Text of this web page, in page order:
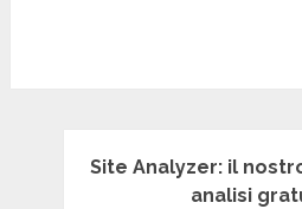
Site Analyzer: il
analisi